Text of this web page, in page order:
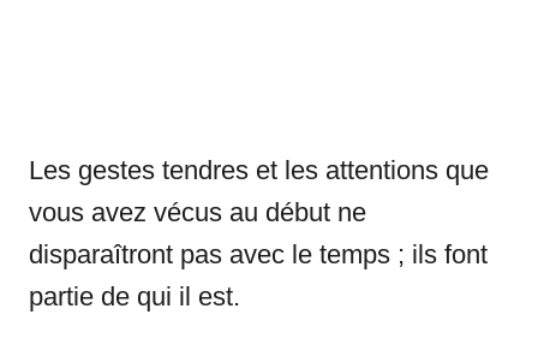
Les gestes tendres et les attentions que
vous avez vécus au début ne
disparaîtront pas avec le temps ; ils font
partie de qui il est.